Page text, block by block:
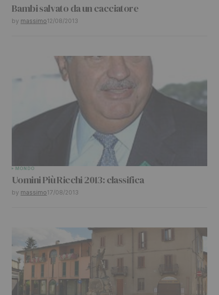
Bambi salvato da un cacciatore
by massimo12/08/2013
MONDO
Uomini Più Ricchi 2013: classifica
by massimo17/08/2013